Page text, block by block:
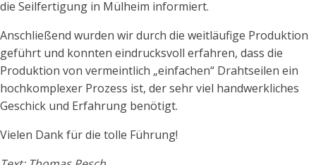
die Seilfertigung in Mülheim informiert.
Anschließend wurden wir durch die weitläufige Produktion
geführt und konnten eindrucksvoll erfahren, dass die
Produktion von vermeintlich „einfachen“ Drahtseilen ein
hochkomplexer Prozess ist, der sehr viel handwerkliches
Geschick und Erfahrung benötigt.
Vielen Dank für die tolle Führung!